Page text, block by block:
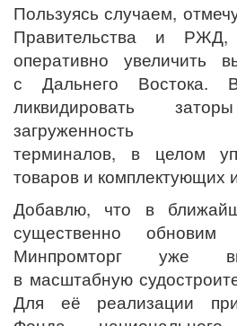
Пользуясь случаем,
Правительства и РЖД,
оперативно увеличить
с Дальнего Востока.
ликвидировать
загруженность
терминалов, в целом
товаров и комплектующих
Добавлю, что в
существенно
Минпромторг уже
в масштабную
Для её реализации